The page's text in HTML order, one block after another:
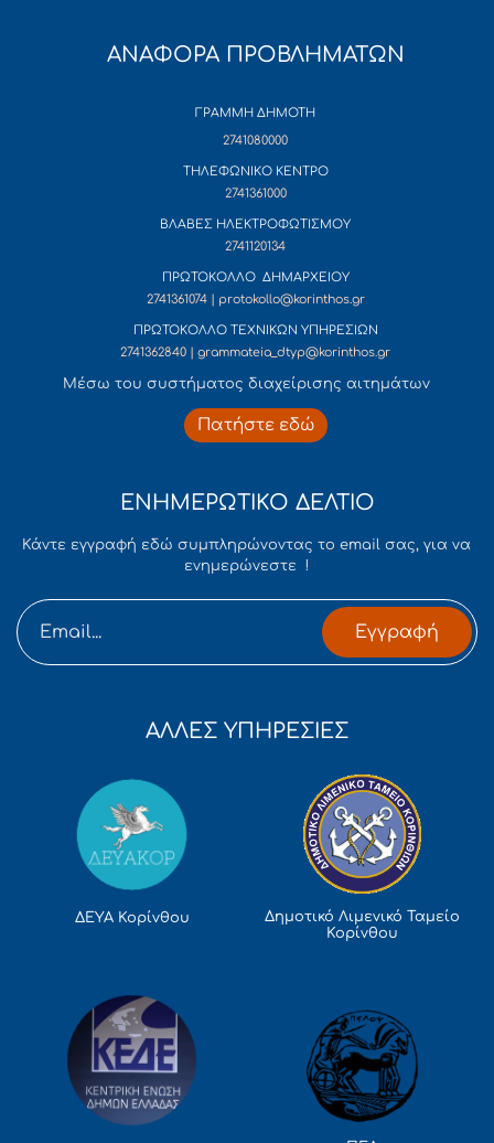
ΑΝΑΦΟΡΑ ΠΡΟΒΛΗΜΑΤΩΝ
ΓΡΑΜΜΗ ΔΗΜΟΤΗ
2741080000
ΤΗΛΕΦΩΝΙΚΟ ΚΕΝΤΡΟ
2741361000
ΒΛΑΒΕΣ ΗΛΕΚΤΡΟΦΩΤΙΣΜΟΥ
2741120134
ΠΡΩΤΟΚΟΛΛΟ ΔΗΜΑΡΧΕΙΟΥ
2741361074 | protokollo@korinthos.gr
ΠΡΩΤΟΚΟΛΛΟ ΤΕΧΝΙΚΩΝ ΥΠΗΡΕΣΙΩΝ
2741362840 | grammateia_dtyp@korinthos.gr
Mέσω του συστήματος διαχείρισης αιτημάτων
Πατήστε εδώ
ΕΝΗΜΕΡΩΤΙΚΟ ΔΕΛΤΙΟ
Κάντε εγγραφή εδώ συμπληρώνοντας το email σας, για να
ενημερώνεστε !
Εγγραφή
ΑΛΛΕΣ ΥΠΗΡΕΣΙΕΣ
ΔΕΥΑ Κορίνθου
Δημοτικό Λιμενικό Ταμείο
Κορίνθου